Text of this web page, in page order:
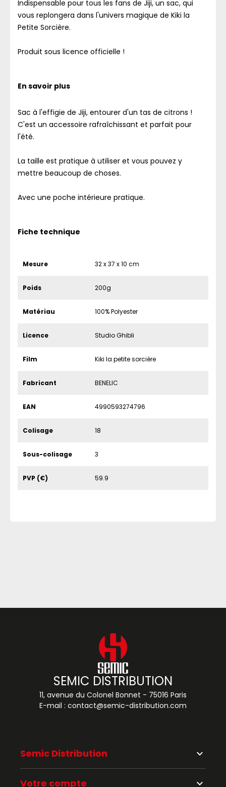
Indispensable pour tous les fans de Jiji, un sac, qui
vous replongera dans l'univers magique de Kiki la
Petite Sorcière.
Produit sous licence officielle !
En savoir plus
Sac à l'effigie de Jiji, entourer d'un tas de citrons !
C'est un accessoire rafraîchissant et parfait pour
l'été.
La taille est pratique à utiliser et vous pouvez y
mettre beaucoup de choses.
Avec une poche intérieure pratique.
Fiche technique
Mesure 32 x 37 x 10 cm
Poids 200g
Matériau 100% Polyester
Licence Studio Ghibli
Film Kiki la petite sorcière
Fabricant BENELIC
EAN 4990593274796
Colisage 18
Sous-colisage 3
PVP (€) 59.9
Semic Distribution keyboard_arrow_down
Votre compte keyboard_arrow_down
SEMIC DISTRIBUTION
11, avenue du Colonel Bonnet - 75016 Paris
E-mail : contact@semic-distribution.com